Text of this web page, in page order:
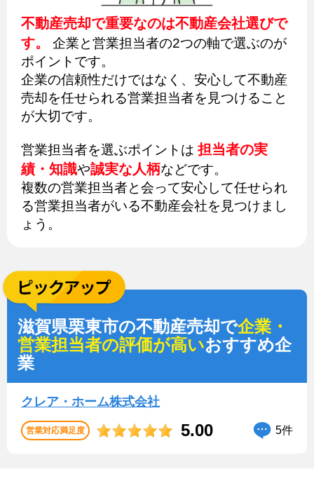
不動産売却で重要なのは不動産会社選びで
す。
企業と営業担当者の2つの軸で選ぶのが
ポイントです。
企業の信頼性だけではなく、安心して不動産
売却を任せられる営業担当者を見つけること
が大切です。
営業担当者を選ぶポイントは 担当者の実
績・知識や誠実な人柄などです。
複数の営業担当者と会って安心して任せられ
る営業担当者がいる不動産会社を見つけまし
ょう。
滋賀県栗東市の不動産売却で企業・
営業担当者の評価が高いおすすめ企
業
クレア・ホーム株式会社
営業対応満足度 5.00 5件